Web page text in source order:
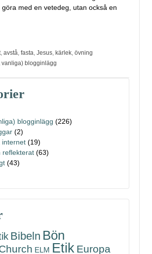
med en vetedeg, utan också en
, avstå, fasta, Jesus, kärlek, övning
vanliga) blogginlägg
blogginlägg (226)
(2)
internet (19)
reflekterat (63)
(43)
Bibeln Bön
ELM Etik Europa